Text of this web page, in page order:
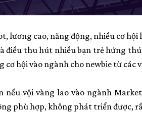
lương cao, năng động, nhiều cơ
điều thu hút nhiều bạn trẻ hứng
cơ hội vào ngành cho newbie từ các
nếu vội vàng lao vào ngành
phù hợp, không phát triển được,